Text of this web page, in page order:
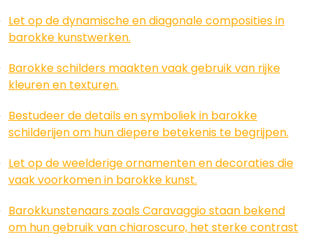
Let op de dynamische en diagonale composities in
barokke kunstwerken.
Barokke schilders maakten vaak gebruik van rijke
kleuren en texturen.
Bestudeer de details en symboliek in barokke
schilderijen om hun diepere betekenis te begrijpen.
Let op de weelderige ornamenten en decoraties die
vaak voorkomen in barokke kunst.
Barokkunstenaars zoals Caravaggio staan bekend
om hun gebruik van chiaroscuro, het sterke contrast